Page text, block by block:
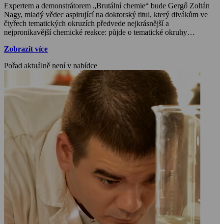
Expertem a demonstrátorem „Brutální chemie“ bude Gergő Zoltán
Nagy, mladý vědec aspirující na doktorský titul, který divákům ve
čtyřech tematických okruzích předvede nejkrásnější a
nejpronikavější chemické reakce: půjde o tematické okruhy
okouzlovat plameny, erupce, jakož i světelné efekty reakcí. Bude se
ohňostroj s hořící pěnou, začnou vybuchovat sudy i čokoláda. S
urychlenými reakcemi přichází brutální stránka chemie!
Zobrazit více
Pořad aktuálně není v nabídce